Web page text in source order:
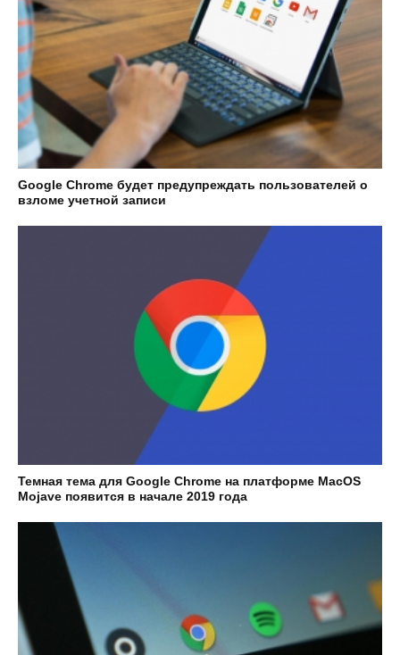
Google Chrome будет предупреждать пользователей о
взломе учетной записи
Темная тема для Google Chrome на платформе MacOS
Mojave появится в начале 2019 года